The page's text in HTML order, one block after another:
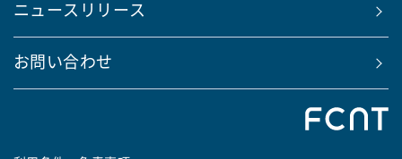
ニュースリリース
お問い合わせ